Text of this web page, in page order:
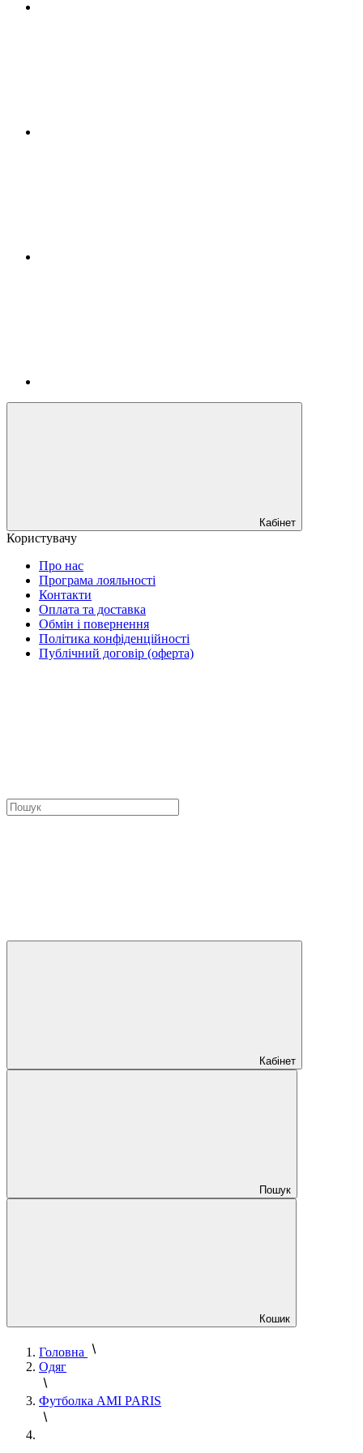
Кабінет
Користувачу
Про нас
Програма лояльності
Контакти
Оплата та доставка
Обмін і повернення
Політика конфіденційності
Публічний договір (оферта)
Кабінет
Пошук
Кошик
Головна
Одяг
Футболка AMI PARIS